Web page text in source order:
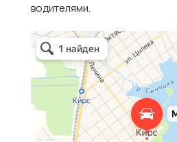
водителями.